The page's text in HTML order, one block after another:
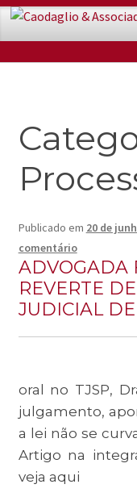
Pular
Pular
Início
Sobre
Trabalhe
Contato
Vídeos
Blog
Publicado em 20 de
comentário
ADVOGADA
REVERTE
JUDICIAL
oral no TJSP,
julgamento,
a lei não se
Artigo na
veja aqui